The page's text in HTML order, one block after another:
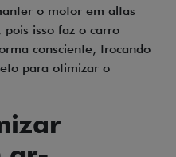
o motor em altas
isso faz o carro
consciente, trocando
para otimizar o